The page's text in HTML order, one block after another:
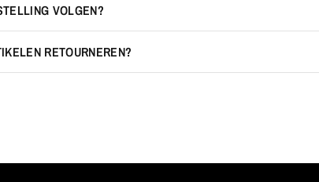
VOLGEN?
RETOURNEREN?